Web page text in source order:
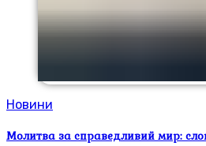
Новини
Молитва за справедливий мир: